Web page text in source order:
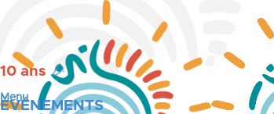
10 ans 🎉
ÉVÉNEMENTS
Menu